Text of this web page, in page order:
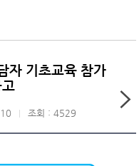
자 기초교육 참가
조회 : 4529